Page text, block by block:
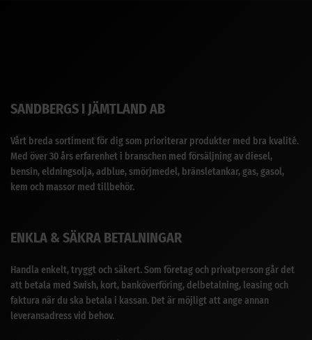
SANDBERGS I JÄMTLAND AB
Vårt breda sortiment för dig som prioriterar produkter med bra kvalité.
Med över 30 års erfarenhet i branschen med försäljning av diesel,
bensin, eldningsolja, adblue, smörjmedel, bränsletankar, gas, gasol,
kem och massor med tillbehör.
ENKLA & SÄKRA BETALNINGAR
Handla enkelt, tryggt och säkert. Som företag och privatperson går det
att betala med Swish, kort, banköverföring, delbetalning, leasing och
faktura när du ska betala i kassan. Det är möjligt att ange annan
leveransadress vid behov.